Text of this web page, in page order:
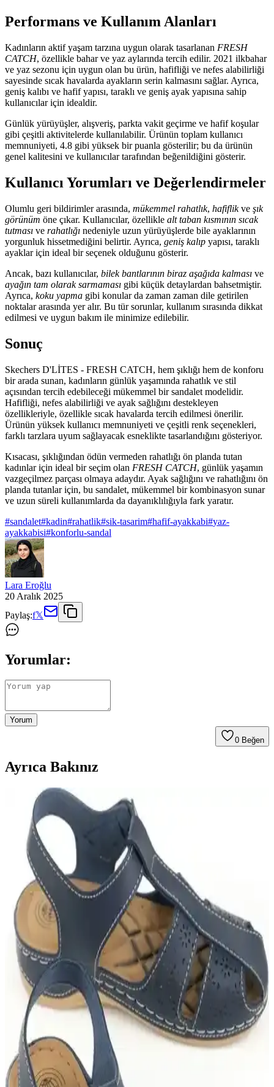
Performans ve Kullanım Alanları
Kadınların aktif yaşam tarzına uygun olarak tasarlanan FRESH
CATCH, özellikle bahar ve yaz aylarında tercih edilir. 2021 ilkbahar
ve yaz sezonu için uygun olan bu ürün, hafifliği ve nefes alabilirliği
sayesinde sıcak havalarda ayakların serin kalmasını sağlar. Ayrıca,
geniş kalıbı ve hafif yapısı, taraklı ve geniş ayak yapısına sahip
kullanıcılar için idealdir.
Günlük yürüyüşler, alışveriş, parkta vakit geçirme ve hafif koşular
gibi çeşitli aktivitelerde kullanılabilir. Ürünün toplam kullanıcı
memnuniyeti, 4.8 gibi yüksek bir puanla gösterilir; bu da ürünün
genel kalitesini ve kullanıcılar tarafından beğenildiğini gösterir.
Kullanıcı Yorumları ve Değerlendirmeler
Olumlu geri bildirimler arasında, mükemmel rahatlık, hafiflikve şık
görünüm öne çıkar. Kullanıcılar, özellikle alt taban kısmının sıcak
tutması ve rahatlığı nedeniyle uzun yürüyüşlerde bile ayaklarının
yorgunluk hissetmediğini belirtir. Ayrıca, geniş kalıp yapısı, taraklı
ayaklar için ideal bir seçenek olduğunu gösterir.
Ancak, bazı kullanıcılar, bilek bantlarının biraz aşağıda kalması ve
ayağın tam olarak sarmaması gibi küçük detaylardan bahsetmiştir.
Ayrıca, koku yapma gibi konular da zaman zaman dile getirilen
noktalar arasında yer alır. Bu tür sorunlar, kullanım sırasında dikkat
edilmesi ve uygun bakım ile minimize edilebilir.
Sonuç
Skechers D'LİTES - FRESH CATCH, hem şıklığı hem de konforu
bir arada sunan, kadınların günlük yaşamında rahatlık ve stil
açısından tercih edebileceği mükemmel bir sandalet modelidir.
Hafifliği, nefes alabilirliği ve ayak sağlığını destekleyen
özellikleriyle, özellikle sıcak havalarda tercih edilmesi önerilir.
Ürünün yüksek kullanıcı memnuniyeti ve çeşitli renk seçenekleri,
farklı tarzlara uyum sağlayacak esneklikte tasarlandığını gösteriyor.
Kısacası, şıklığından ödün vermeden rahatlığı ön planda tutan
kadınlar için ideal bir seçim olan FRESH CATCH, günlük yaşamın
vazgeçilmez parçası olmaya adaydır. Ayak sağlığını ve rahatlığını ön
planda tutanlar için, bu sandalet, mükemmel bir kombinasyon sunar
ve uzun süreli kullanımlarda da dayanıklılığıyla fark yaratır.
#sandalet#kadin#rahatlik#sik-tasarim#hafif-ayakkabi#yaz-
ayakkabisi#konforlu-sandal
Lara Eroğlu
20 Aralık 2025
Paylaş:f𝕏
Yorumlar:
Yorum
0 Beğen
Ayrıca Bakınız
MİSS ZÜLÜF Kadın Sandalet: Şık ve Rahat
Günlük Kullanım İçin Modern Tasarım
MİSS ZÜLÜF kadın sandaletleri, hafif poliüretan taban ve suni deri
üst yüzeyiyle günlük ve casual kullanıma uygun, şık ve rahat bir
seçenektir. Sade tasarımıyla çok yönlü kombinlere uyum sağlar.
Lumberjack Alısa 3fx Somon Kadın Sandalet
Günlük Şıklık ve Konfor Sunar
Lumberjack Alısa 3fx Somon Kadın Sandalet, rahatlık ve şıklığı bir
arada sunar. Suni deri malzeme, canlı renk ve hafif yapısıyla tüm
sezon kullanıma uygundur.
Adidas Sandaletleri: Konfor ve Şıklığı Bir Arada
Sunan Yazlık Modeller
Adidas sandaletleri, hafif, ergonomik ve şık tasarımlarıyla yaz
aylarında rahatlık ve stil sunar. Geniş ürün yelpazesiyle her yaşa
uygun modelleriyle öne çıkar.
Fast Step Erkek Hakiki Deri Sandalet İncelemesi ve
Kullanıcı Yorumları